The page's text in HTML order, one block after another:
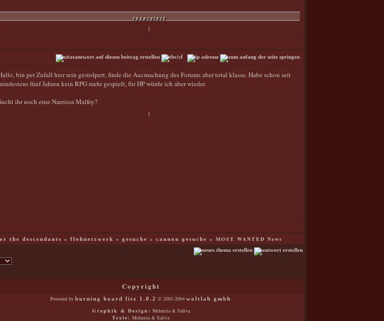
reserviert
|
bin per Zufall hier rein gestolpert, finde die Aucmachung des Forums aber total klasse. Habe schon seit
fünf Jahren kein RPG mehr gespielt, für HP würde ich aber wieder.
ihr noch eine Narzissa Malfoy?
|
the descendants » flohnetzwerk » gesuche » cannon gesuche » MOST WANTED News
Copyright
Powered by burning board lite 1.0.2 © 2001-2004 woltlab gmbh
Graphik & Design: Melnecia & Saliva
Texte: Melnecia & Saliva